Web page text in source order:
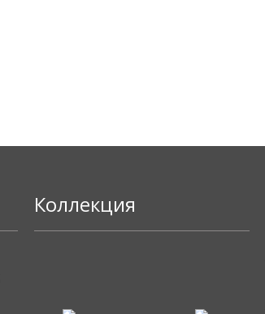
Коллекция